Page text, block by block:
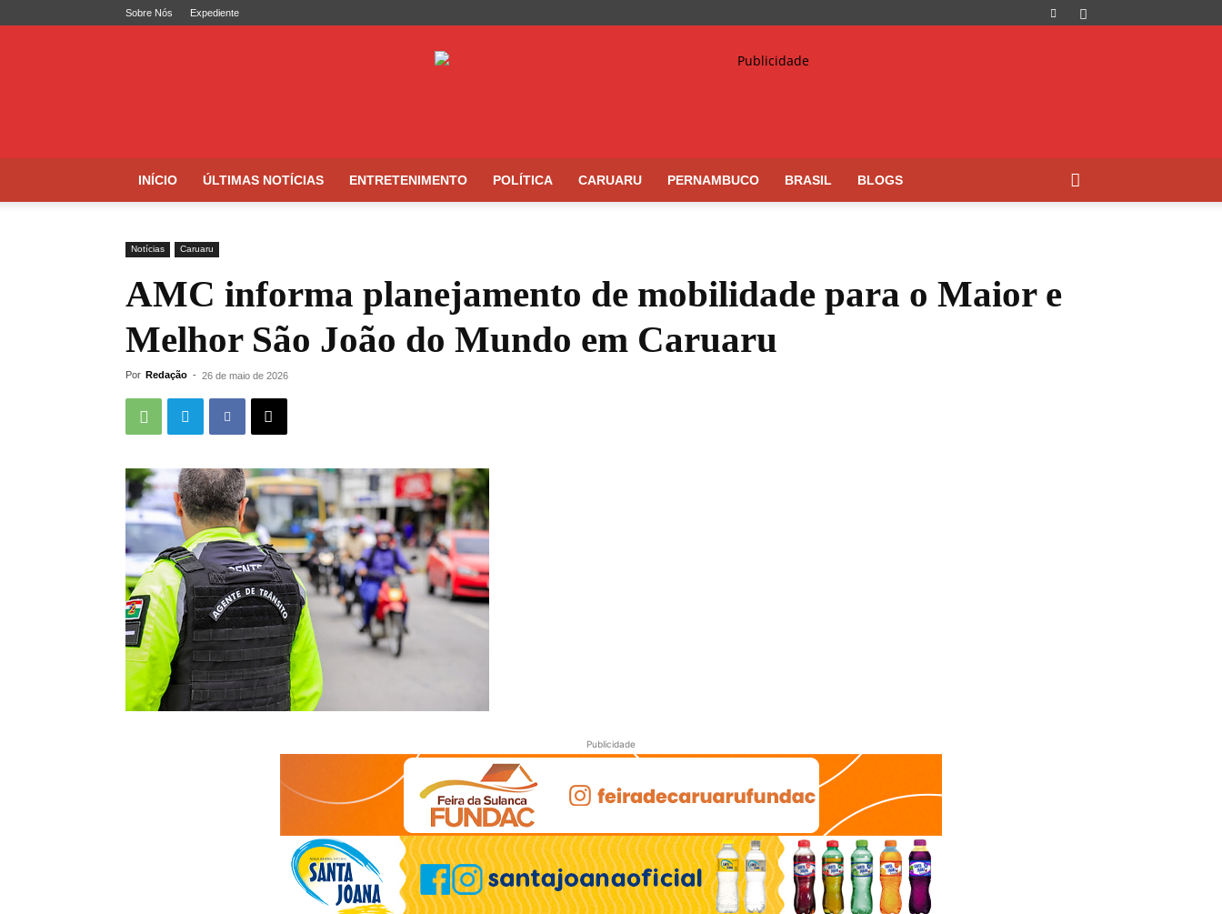
Sobre Nós Expediente
INÍCIO ÚLTIMAS NOTÍCIAS ENTRETENIMENTO POLÍTICA CARUARU PERNAMBUCO BRASIL BLOGS
Notícias Caruaru
AMC informa planejamento de mobilidade para o Maior e
Melhor São João do Mundo em Caruaru
Por Redação - 26 de maio de 2026
Publicidade